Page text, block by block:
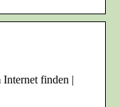
Internet finden |